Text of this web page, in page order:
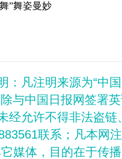
”舞姿曼妙
：凡注明来源为“中
与中国日报网签署
经允许不得非法盗
联系；凡本网
媒体，目的在于传